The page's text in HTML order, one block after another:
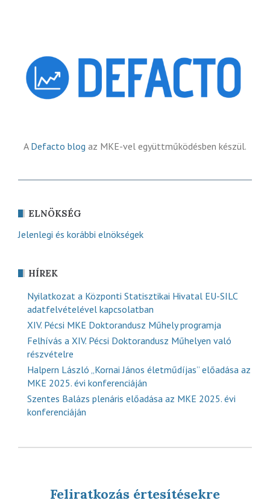
A Defacto blog az MKE-vel együttműködésben készül.
ELNÖKSÉG
Jelenlegi és korábbi elnökségek
HÍREK
Nyilatkozat a Központi Statisztikai Hivatal EU-SILC
adatfelvételével kapcsolatban
XIV. Pécsi MKE Doktorandusz Műhely programja
Felhívás a XIV. Pécsi Doktorandusz Műhelyen való
részvételre
Halpern László „Kornai János életműdíjas” előadása az
MKE 2025. évi konferenciáján
Szentes Balázs plenáris előadása az MKE 2025. évi
konferenciáján
Feliratkozás értesítésekre